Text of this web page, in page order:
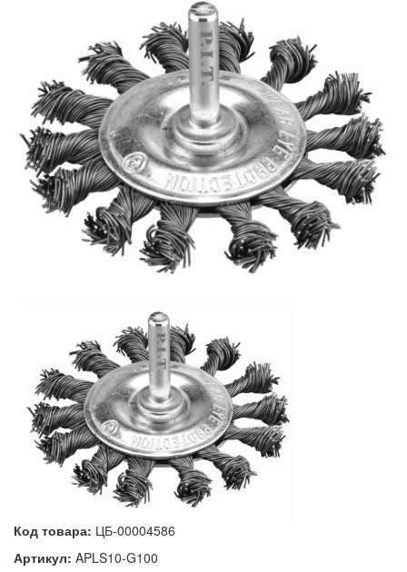
Код товара: ЦБ-00004586
Артикул: APLS10-G100